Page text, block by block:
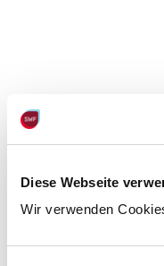
Diese Webseite
Wir verwenden